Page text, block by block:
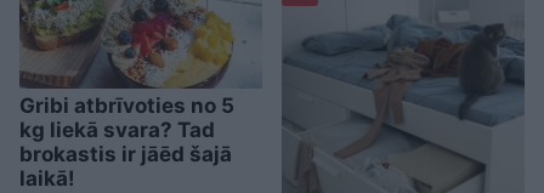
Gribi atbrīvoties no 5
kg liekā svara? Tad
brokastis ir jāēd šajā
laikā!